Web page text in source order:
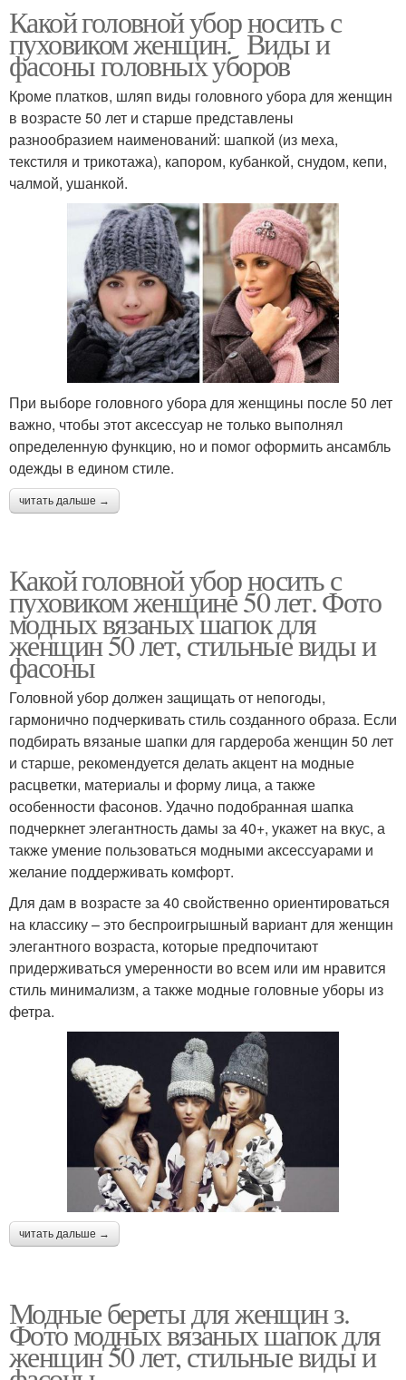
Какой головной убор носить с
пуховиком женщин. Виды и
фасоны головных уборов
Кроме платков, шляп виды головного убора для женщин
в возрасте 50 лет и старше представлены
разнообразием наименований: шапкой (из меха,
текстиля и трикотажа), капором, кубанкой, снудом, кепи,
чалмой, ушанкой.
При выборе головного убора для женщины после 50 лет
важно, чтобы этот аксессуар не только выполнял
определенную функцию, но и помог оформить ансамбль
одежды в едином стиле.
читать дальше →
Какой головной убор носить с
пуховиком женщине 50 лет. Фото
модных вязаных шапок для
женщин 50 лет, стильные виды и
фасоны
Головной убор должен защищать от непогоды,
гармонично подчеркивать стиль созданного образа. Если
подбирать вязаные шапки для гардероба женщин 50 лет
и старше, рекомендуется делать акцент на модные
расцветки, материалы и форму лица, а также
особенности фасонов. Удачно подобранная шапка
подчеркнет элегантность дамы за 40+, укажет на вкус, а
также умение пользоваться модными аксессуарами и
желание поддерживать комфорт.
Для дам в возрасте за 40 свойственно ориентироваться
на классику – это беспроигрышный вариант для женщин
элегантного возраста, которые предпочитают
придерживаться умеренности во всем или им нравится
стиль минимализм, а также модные головные уборы из
фетра.
читать дальше →
Модные береты для женщин з.
Фото модных вязаных шапок для
женщин 50 лет, стильные виды и